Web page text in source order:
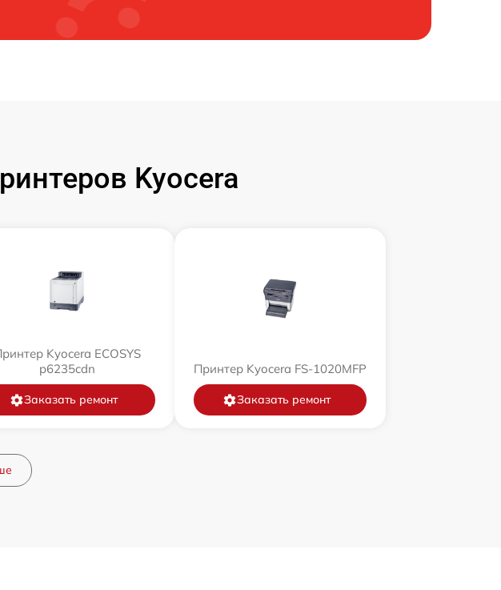
Kyocera
Kyocera ECOSYS
p6235cdn
Заказать ремонт
Принтер Kyocera FS-1020MFP
Заказать ремонт